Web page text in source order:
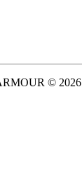
© 2026